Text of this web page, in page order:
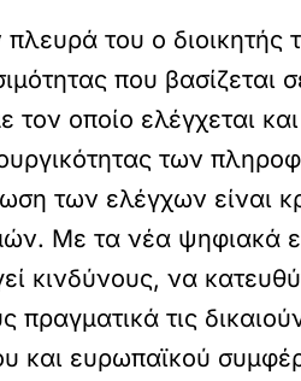
πλευρά του ο
που βασίζεται
τον οποίο ελέγχεται
των
των ελέγχων είναι
Με τα νέα ψηφιακά
κινδύνους, να
πραγματικά τις
και ευρωπαϊκού